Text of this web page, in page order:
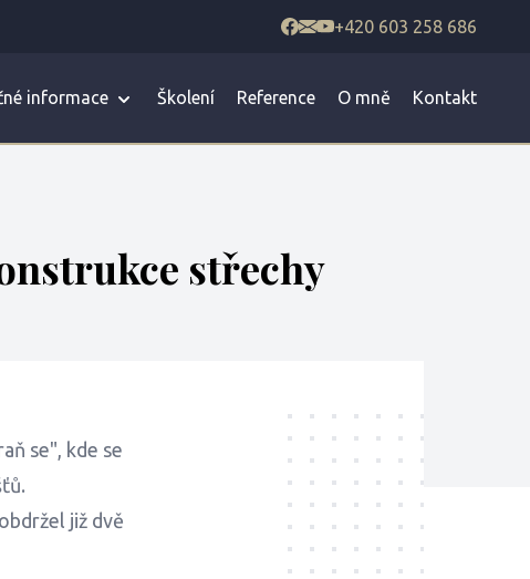
+420 603 258 686
informace Školení Reference O mně Kontakt
střechy
se", kde se
již dvě